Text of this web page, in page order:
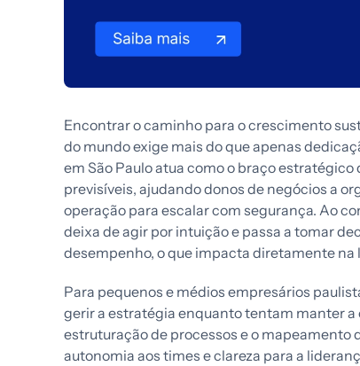
Encontrar o caminho para o crescimento
do mundo exige mais do que apenas
em São Paulo atua como o braço
previsíveis, ajudando donos de negócios a
operação para escalar com segurança. Ao
deixa de agir por intuição e passa a tomar
desempenho, o que impacta diretamente
Para pequenos e médios empresários
gerir a estratégia enquanto tentam manter a
estruturação de processos e o
autonomia aos times e clareza para a